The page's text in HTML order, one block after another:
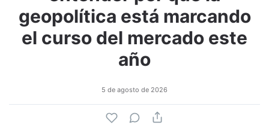
geopolítica está marcando
el curso del mercado este
año
5 de agosto de 2026